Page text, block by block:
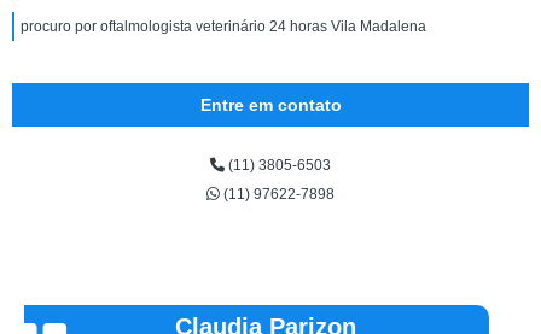
procuro por oftalmologista veterinário 24 horas Vila Madalena
Entre em contato
(11) 3805-6503
(11) 97622-7898
Vinicius